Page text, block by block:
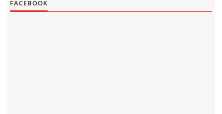
FACEBOOK